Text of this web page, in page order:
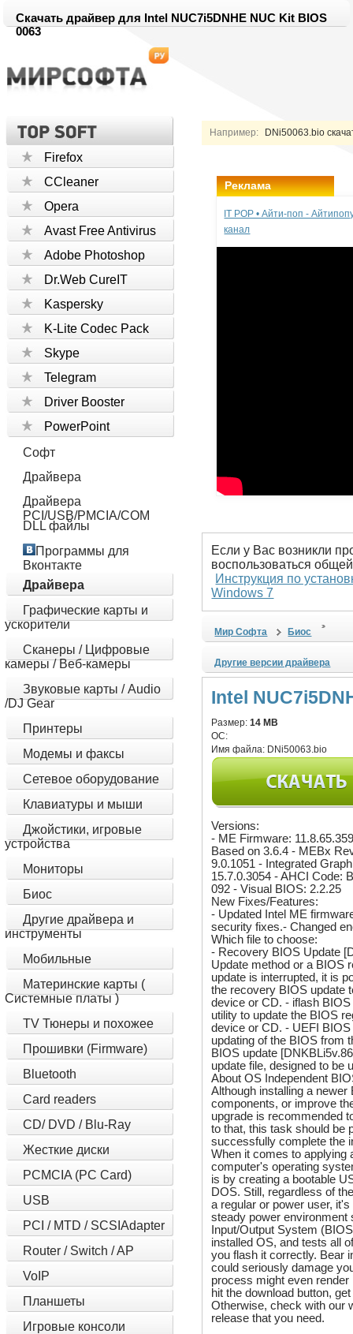
Скачать драйвер для Intel NUC7i5DNHE NUC Kit BIOS
0063
Например: DNi50063.bio
Firefox
CCleaner
Opera
Avast Free Antivirus
Adobe Photoshop
Dr.Web CureIT
Kaspersky
K-Lite Codec Pack
Skype
Telegram
Driver Booster
PowerPoint
Софт
Драйвера
Драйвера
PCI/USB/PMCIA/COM
DLL файлы
Программы для
Вконтакте
Драйвера
Графические карты и
ускорители
Сканеры / Цифровые
камеры / Веб-камеры
Звуковые карты / Audio
/DJ Gear
Принтеры
Модемы и факсы
Сетевое оборудование
Клавиатуры и мыши
Джойстики, игровые
устройства
Мониторы
Биос
Другие драйвера и
инструменты
Мобильные
Материнские карты (
Системные платы )
TV Тюнеры и похожее
Прошивки (Firmware)
Bluetooth
Card readers
CD/ DVD / Blu-Ray
Жесткие диски
PCMCIA (PC Card)
USB
PCI / MTD / SCSIAdapter
Router / Switch / AP
VoIP
Планшеты
Игровые консоли
Реклама
IT POP • Айти-поп -
канал
Если у Вас возникли
воспользоваться
Инструкция по
Windows 7
Мир Софта Биос
Другие версии драйвера
Intel
Размер:14 MB
ОС:
Имя файла: DNi50063.bio
Versions:
- ME Firmware:
Based on 3.6.4 - MEBx
9.0.1051 - Integrated
15.7.0.3054 - AHCI Code:
092 - Visual BIOS: 2.2.25
New Fixes/Features:
- Updated Intel ME
security fixes.- Changed
Which file to choose:
- Recovery BIOS Update
Update method or a BIOS
update is interrupted, it is
the recovery BIOS update
device or CD. - iflash
utility to update the BIOS
device or CD. - UEFI
updating of the BIOS from
BIOS update
update file, designed to be
About OS Independent
Although installing a
components, or improve
upgrade is recommended
to that, this task should be
successfully complete the
When it comes to applying
computer's operating
is by creating a bootable
DOS. Still, regardless of
a regular or power user,
steady power environment
Input/Output System
installed OS, and tests all
you flash it correctly. Bear
could seriously damage
process might even
hit the download button,
Otherwise, check with our
release that you need.